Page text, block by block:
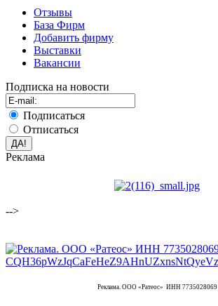
Отзывы
База Фирм
Добавить фирму
Выставки
Вакансии
Подписка на новости
Подписаться
Отписаться
Реклама
-->
Реклама. ООО «Ратеос» ИНН 7735028069